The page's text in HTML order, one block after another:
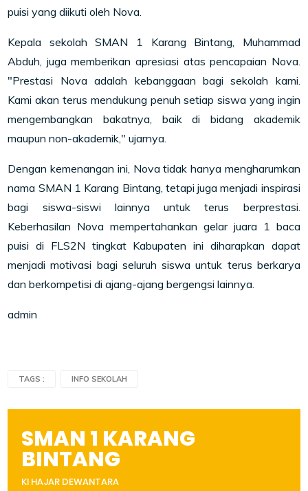
puisi yang diikuti oleh Nova.
Kepala sekolah SMAN 1 Karang Bintang, Muhammad
Abduh, juga memberikan apresiasi atas pencapaian Nova.
"Prestasi Nova adalah kebanggaan bagi sekolah kami.
Kami akan terus mendukung penuh setiap siswa yang ingin
mengembangkan bakatnya, baik di bidang akademik
maupun non-akademik," ujarnya.
Dengan kemenangan ini, Nova tidak hanya mengharumkan
nama SMAN 1 Karang Bintang, tetapi juga menjadi inspirasi
bagi siswa-siswi lainnya untuk terus berprestasi.
Keberhasilan Nova mempertahankan gelar juara 1 baca
puisi di FLS2N tingkat Kabupaten ini diharapkan dapat
menjadi motivasi bagi seluruh siswa untuk terus berkarya
dan berkompetisi di ajang-ajang bergengsi lainnya.
admin
TAGS : INFO SEKOLAH
SMAN 1 KARANG
BINTANG
KI HAJAR DEWANTARA